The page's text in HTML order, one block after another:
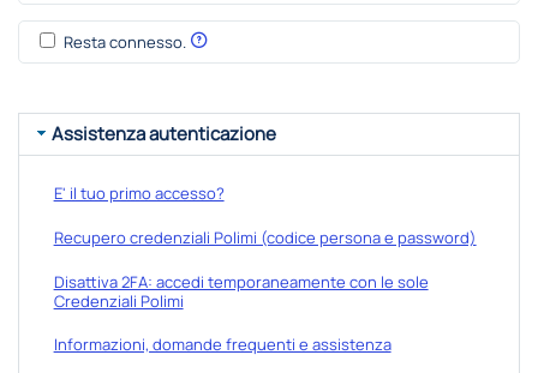
Resta connesso.
Assistenza autenticazione
E' il tuo primo accesso?
Recupero credenziali Polimi (codice persona e password)
Disattiva 2FA: accedi temporaneamente con le sole
Credenziali Polimi
Informazioni, domande frequenti e assistenza